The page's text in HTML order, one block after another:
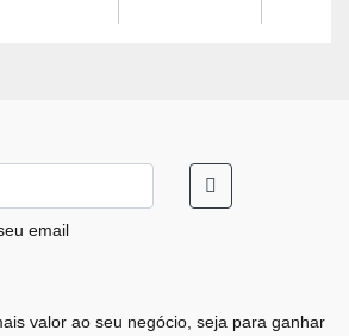
email
valor ao seu negócio, seja para ganhar